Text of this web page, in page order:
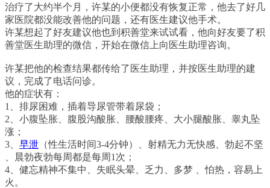
治疗了大约半个月，许某的小便都没有恢复正常，他去了好几
家医院都没能改善他的问题，还有医生建议他手术。
许某想起了好友建议他也到积善堂来试试看，他向好友要了积
善堂医生助理的微信，开始在微信上向医生助理咨询。
许某把他的检查结果都传给了医生助理，并按医生助理的建
议，完成了电话问诊。
他的症状有：
1、排尿困难，插着导尿管带着尿袋；
2、小腹坠胀、腹股沟酸胀、腰酸腰疼、大小腿酸胀、睾丸坠
涨；
3、 早泄 （性生活时间3-4分钟）、射精无力无快感、勃起不坚
、晨勃夜勃每周都是每周1次；
4、健忘精神不集中、失眠头晕、乏力、多梦 、怕热，容易上
火。